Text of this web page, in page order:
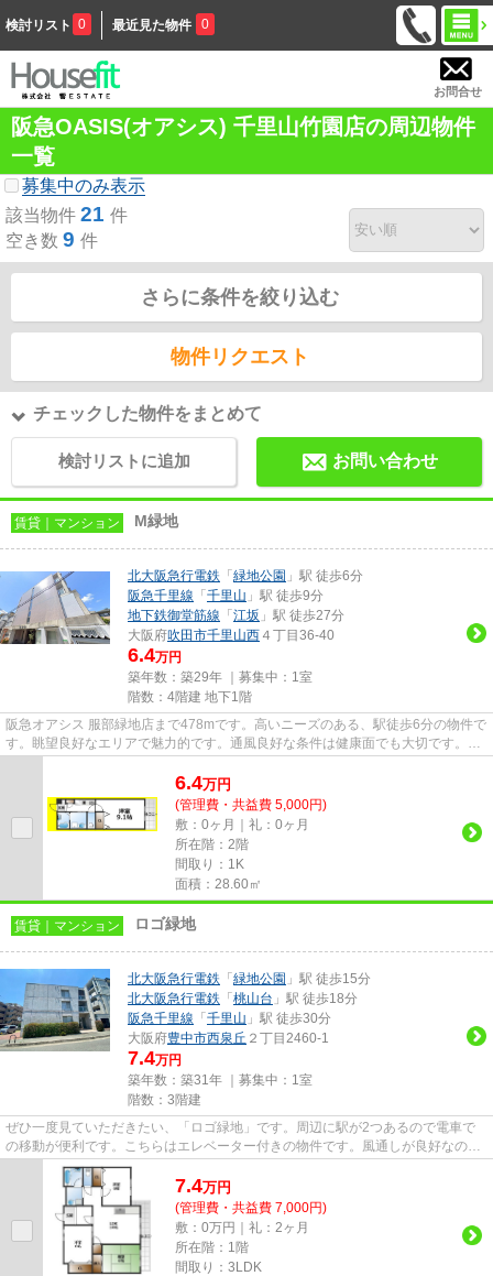
検討リスト 0 最近見た物件 0
お問合せ
阪急OASIS(オアシス) 千里山竹園店の周辺物件
一覧
募集中のみ表示
該当物件 21 件
空き数 9 件
さらに条件を絞り込む
物件リクエスト
チェックした物件をまとめて
検討リストに追加 お問い合わせ
賃貸｜マンション M緑地
北大阪急行電鉄 「 緑地公園 」駅 徒歩6分
阪急千里線 「 千里山 」駅 徒歩9分
地下鉄御堂筋線 「 江坂 」駅 徒歩27分
大阪府吹田市千里山西 ４丁目36-40
6.4万円
築年数：築29年 ｜募集中： 1室
階数：4階建 地下1階
阪急オアシス 服部緑地店まで478mです。高いニーズのある、駅徒歩6分の物件で
す。眺望良好なエリアで魅力的です。通風良好な条件は健康面でも大切です。そ
6.4万円
(管理費・共益費 5,000円)
敷：0ヶ月｜礼：0ヶ月
所在階：2階
間取り：1K
面積：28.60㎡
賃貸｜マンション ロゴ緑地
北大阪急行電鉄 「 緑地公園 」駅 徒歩15分
北大阪急行電鉄 「 桃山台 」駅 徒歩18分
阪急千里線 「 千里山 」駅 徒歩30分
大阪府豊中市西泉丘 ２丁目2460-1
7.4万円
築年数：築31年 ｜募集中： 1室
階数：3階建
ぜひ一度見ていただきたい、「ロゴ緑地」です。周辺に駅が2つあるので電車で
の移動が便利です。こちらはエレベーター付きの物件です。風通しが良好なの
で、夏も涼しい風がはいってきま...
7.4万円
(管理費・共益費 7,000円)
敷：0万円｜礼：2ヶ月
所在階：1階
間取り：3LDK